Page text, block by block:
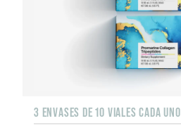
3 ENVASES DE 10 VIALES CADA UNO